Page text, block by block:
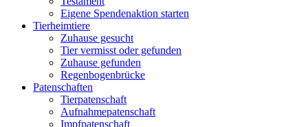
Eigene Spendenaktion starten
Tierheimtiere
Zuhause gesucht
Tier vermisst oder gefunden
Zuhause gefunden
Regenbogenbrücke
Patenschaften
Tierpatenschaft
Aufnahmepatenschaft
Impfpatenschaft